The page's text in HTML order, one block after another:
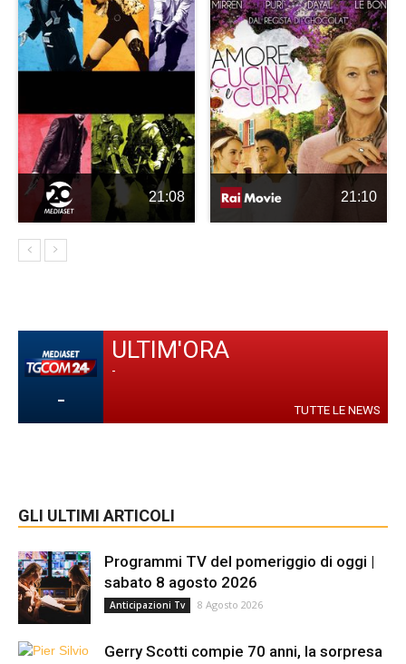
21:08 21:10
-
ULTIM'ORA
-
TUTTE LE NEWS
GLI ULTIMI ARTICOLI
Programmi TV del pomeriggio di oggi |
sabato 8 agosto 2026
Anticipazioni Tv 8 Agosto 2026
Gerry Scotti compie 70 anni, la sorpresa